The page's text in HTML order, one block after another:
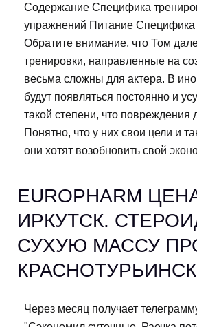
Содержание Специфика
упражнений Питание Специфика
Обратите внимание, что Том
тренировки, направленные на
весьма сложны для актера. В
будут появляться постоянно и
такой степени, что повреждения
Понятно, что у них свои цели и
они хотят возобновить свой
EUROPHARM
ИРКУТСК.
СУХУЮ МАССУ
КРАСНОТУРЬИНСК
Через месяц получает